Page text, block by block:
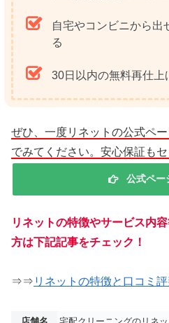
自宅やコンビニから出
る
30日以内の無料再仕上
ぜひ、一度リネットの公式ペ
でみてください。安心保証も
公式ペー
リネットの特徴やサービス内
方は下記記事をチェック！
⇒⇒ リネットの特徴と口コミ評